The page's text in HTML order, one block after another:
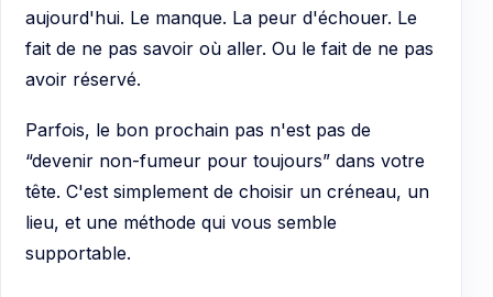
aujourd'hui. Le manque. La peur d'échouer. Le
fait de ne pas savoir où aller. Ou le fait de ne pas
avoir réservé.
Parfois, le bon prochain pas n'est pas de
“devenir non-fumeur pour toujours” dans votre
tête. C'est simplement de choisir un créneau, un
lieu, et une méthode qui vous semble
supportable.